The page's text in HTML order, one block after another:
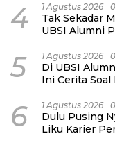
4 1 Agustus 2026
Tak Sekadar
UBSI Alumni
5 1 Agustus 2026
Di UBSI
Ini Cerita
6 1 Agustus 2026
Dulu Pusing
Liku Karier